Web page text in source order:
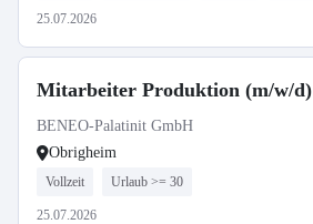
25.07.2026
Mitarbeiter Produktion (m/w/d)
BENEO-Palatinit GmbH
Obrigheim
Vollzeit Urlaub >= 30
25.07.2026